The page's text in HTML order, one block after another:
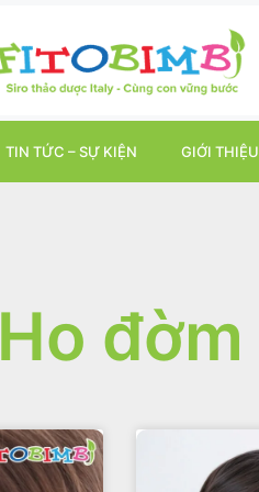
TIN TỨC – SỰ KIỆN GIỚI THIỆU
Ho đờm